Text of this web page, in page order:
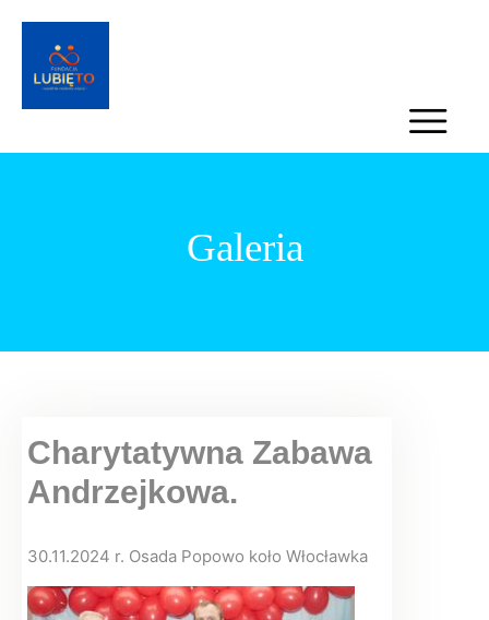
Galeria
Charytatywna Zabawa
Andrzejkowa.
30.11.2024 r. Osada Popowo koło Włocławka